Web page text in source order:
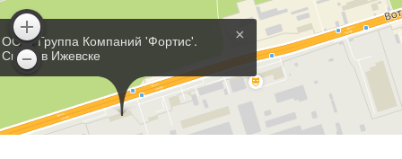
×
ООО 'Группа Компаний 'Фортис'.
Склад в Ижевске